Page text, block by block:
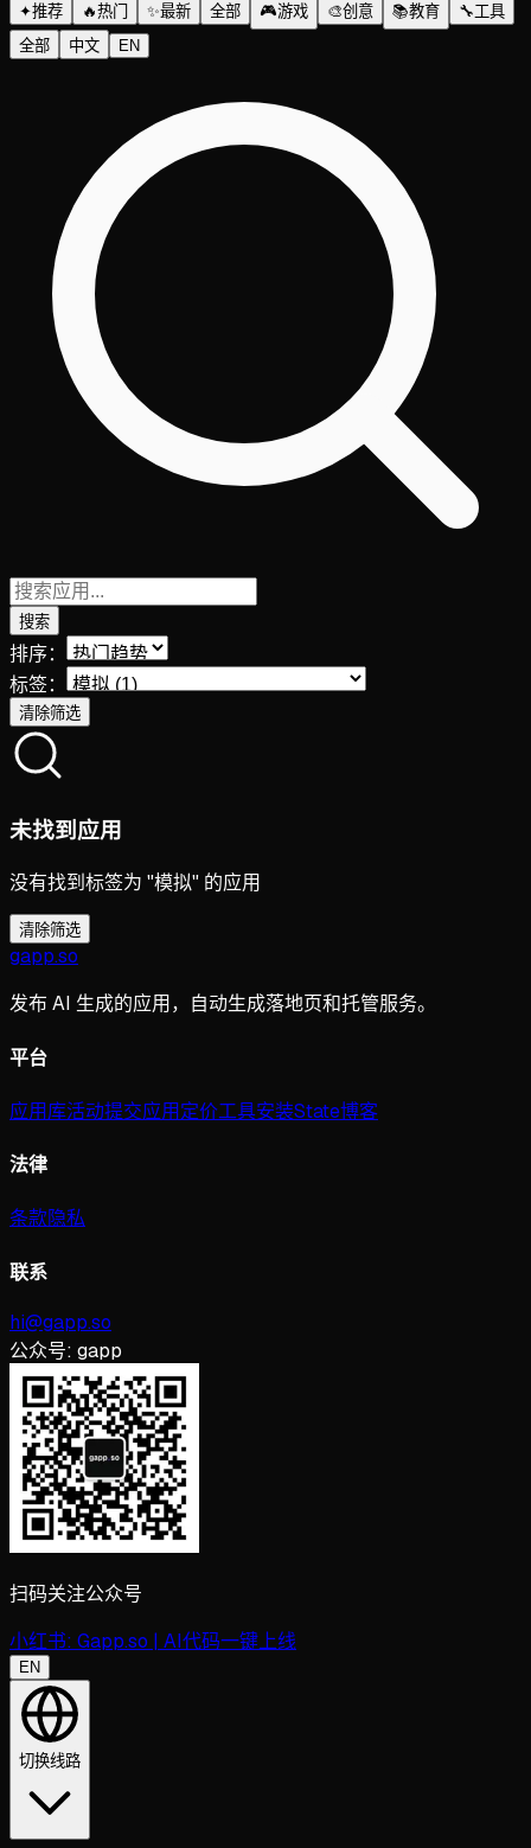
✦推荐 🔥热门 ✨最新 全部 🎮游戏 🎨创意 📚教育 🔧工具
全部
中文 EN
搜索
排序：
标签：
清除筛选
未找到应用
没有找到标签为 "模拟" 的应用
清除筛选
gapp.so
发布 AI 生成的应用，自动生成落地页和托管服务。
平台
应用库活动提交应用定价工具安装State博客
法律
条款隐私
联系
hi@gapp.so
公众号: gapp
扫码关注公众号
小红书: Gapp.so | AI代码一键上线
EN
切换线路